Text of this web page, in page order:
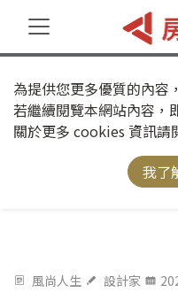
為提供您更多優質的內容
若繼續閱覽本網站內容，
關於更多 cookies 資訊請
我了
風尚人生 設計家